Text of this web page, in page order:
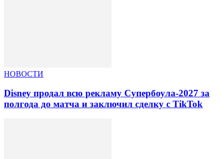
НОВОСТИ
Disney продал всю рекламу Супербоула-2027 за
полгода до матча и заключил сделку с TikTok